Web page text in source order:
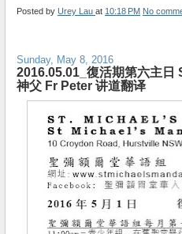
Posted by Urey Lau at 10:18 PM No
Sunday, May 8, 2016
2016.05.01_復活期第六主
神父 Fr Peter 讲道翻译